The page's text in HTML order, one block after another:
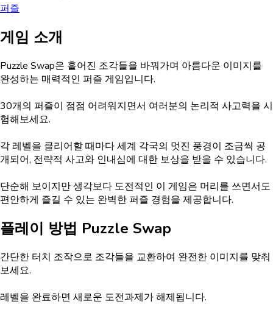
퍼즐
게임 소개
Puzzle Swap은 흩어진 조각들을 바꿔가며 아름다운 이미지를
완성하는 매력적인 퍼즐 게임입니다.
30개의 퍼즐이 점점 어려워지면서 여러분의 논리적 사고력을 시
험해보세요.
각 레벨을 클리어할 때마다 세계 각국의 멋진 풍경이 조금씩 공
개되어, 전략적 사고와 인내심에 대한 보상을 받을 수 있습니다.
단순해 보이지만 생각보다 도전적인 이 게임은 머리를 쓰면서도
편안하게 즐길 수 있는 완벽한 퍼즐 경험을 제공합니다.
플레이 방법 Puzzle Swap
간단한 터치 조작으로 조각들을 교환하여 완전한 이미지를 맞춰
보세요.
레벨을 완료하면 새로운 도전과제가 해제됩니다.